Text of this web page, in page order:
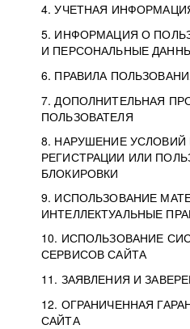
4. УЧЕТНАЯ
5. ИНФОРМАЦИЯ О
И ПЕРСОНАЛЬНЫЕ
6. ПРАВИЛА
7. ДОПОЛНИТЕЛЬНАЯ
ПОЛЬЗОВАТЕЛЯ
8. НАРУШЕНИЕ УСЛОВИЙ
РЕГИСТРАЦИИ ИЛИ
БЛОКИРОВКИ
9. ИСПОЛЬЗОВАНИЕ
ИНТЕЛЛЕКТУАЛЬНЫЕ
10. ИСПОЛЬЗОВАНИЕ
СЕРВИСОВ САЙТА
11. ЗАЯВЛЕНИЯ И
12. ОГРАНИЧЕННАЯ
САЙТА